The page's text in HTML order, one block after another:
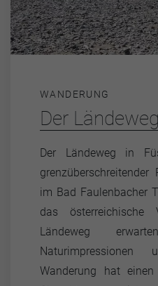
WANDERUNG
Der
Der Ländeweg in
im Bad Faulenbacher
das
Ländeweg
Wanderung hat